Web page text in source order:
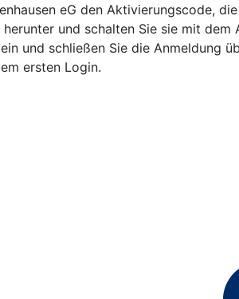
eG den Aktivierungscode,
und schalten Sie sie mit
und schließen Sie die Anmeldung
ersten Login.